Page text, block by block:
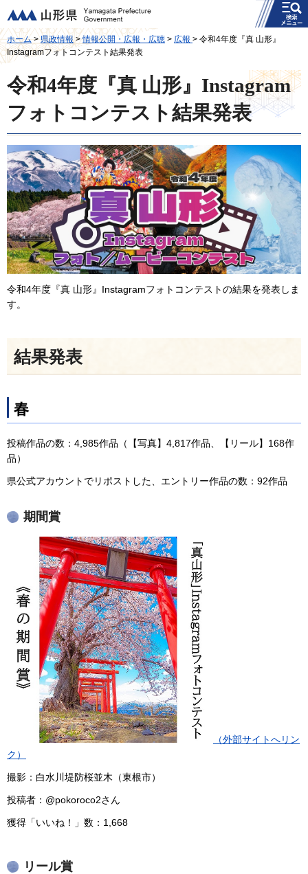
山形県
メニュー
ホーム>県政情報>情報公開・広報・広聴 > 広報 > 令和4年度『真 山形』
Instagramフォトコンテスト結果発表
令和4年度『真 山形』Instagram
フォトコンテスト結果発表
令和4年度『真 山形』Instagramフォトコンテストの結果を発表しま
す。
結果発表
春
投稿作品の数：4,985作品（【写真】4,817作品、【リール】168作
品）
県公式アカウントでリポストした、エントリー作品の数：92作品
期間賞
（外部サイトへリン
ク）
撮影：白水川堤防桜並木（東根市）
投稿者：@pokoroco2さん
獲得「いいね！」数：1,668
リール賞